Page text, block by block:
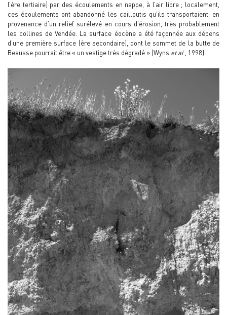
l’ère tertiaire) par des écoulements en nappe, à l’air libre ; localement,
ces écoulements ont abandonné les cailloutis qu’ils transportaient, en
provenance d’un relief surélevé en cours d’érosion, très probablement
les collines de Vendée. La surface éocène a été façonnée aux dépens
d’une première surface (ère secondaire), dont le sommet de la butte de
Beausse pourrait être « un vestige très dégradé » (Wyns et al., 1998).